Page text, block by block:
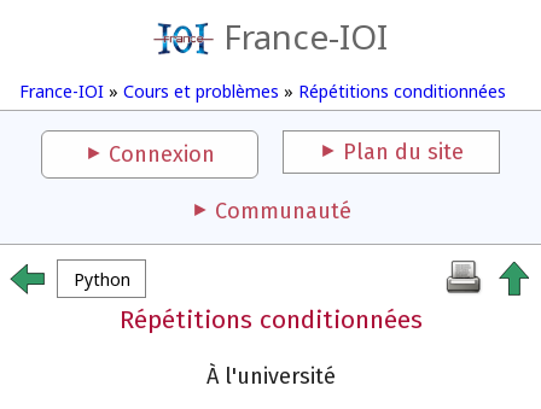
France-IOI
France-IOI » Cours et problèmes » Répétitions conditionnées
Connexion Plan du site
Communauté
Python
Répétitions conditionnées
À l'université